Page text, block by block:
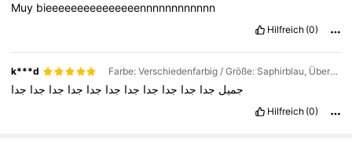
Muy bieeeeeeeeeeeeeeennnnnnnnnnnn
Hilfreich (0)
k***d Farbe: Verschiedenfarbig / Größe: Saphirblau, Übergröße für Erwachsene
جميل جدا جدا جدا جدا جدا جدا جدا جدا جدا جدا جدا
Hilfreich (0)